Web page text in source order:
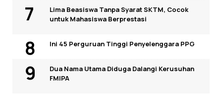
Lima Beasiswa Tanpa Syarat SKTM, Cocok
untuk Mahasiswa Berprestasi
Ini 45 Perguruan Tinggi Penyelenggara PPG
Dua Nama Utama Diduga Dalangi Kerusuhan
FMIPA